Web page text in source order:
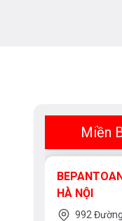
Miền
HÀ NỘI
992